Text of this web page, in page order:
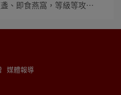
、即食燕窩，等級等攻⋯
媒體報導